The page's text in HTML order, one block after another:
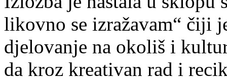
likovno se izražavam“ čiji
djelovanje na okoliš i
da kroz kreativan rad i